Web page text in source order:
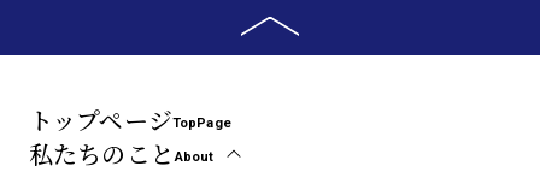
トップページTopPage
私たちのことAbout